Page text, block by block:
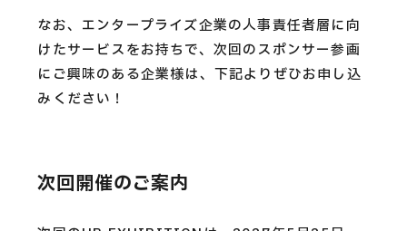
なお、エンタープライズ企業の人事責任者層に向
けたサービスをお持ちで、次回のスポンサー参画
にご興味のある企業様は、下記よりぜひお申し込
みください！
次回開催のご案内